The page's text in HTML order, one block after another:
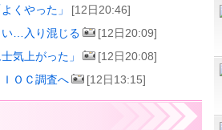
くやった」 [12日20:46]
…入り混じる [12日20:09]
気上がった」 [12日20:08]
ＯＣ調査へ [12日13:15]